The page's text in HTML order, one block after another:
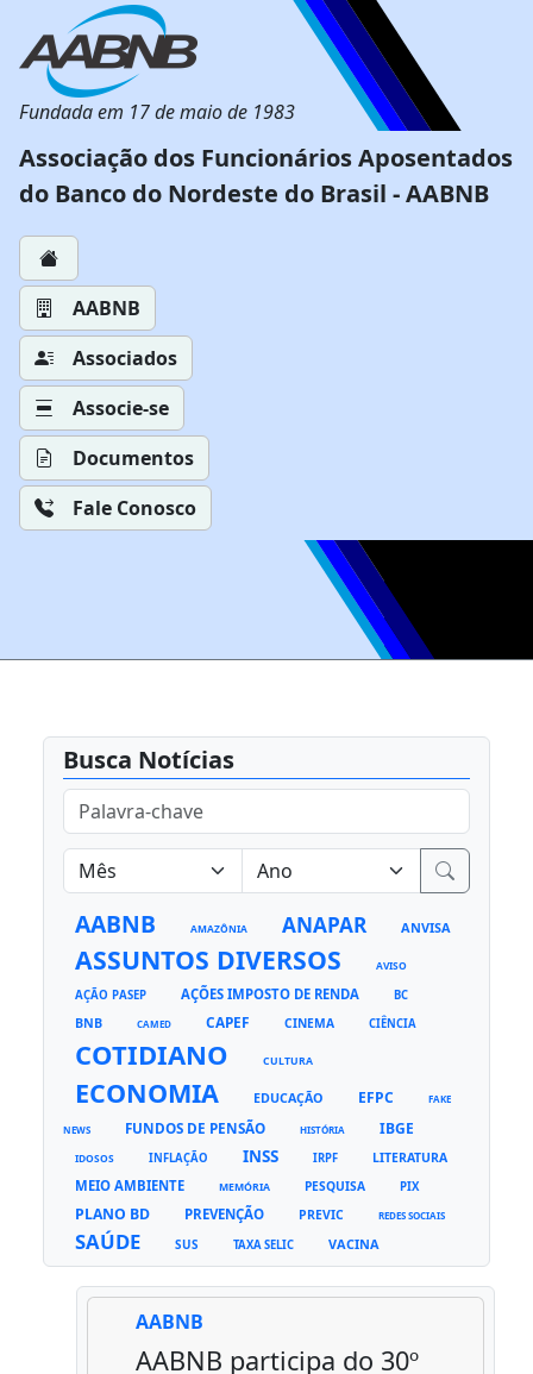
Fundada em 17 de maio de 1983
Associação dos Funcionários Aposentados
do Banco do Nordeste do Brasil - AABNB
AABNB
Associados
Associe-se
Documentos
Fale Conosco
Busca Notícias
AABNB AMAZÔNIA ANAPAR ANVISA
ASSUNTOS DIVERSOS AVISO
AÇÃO PASEP AÇÕES IMPOSTO DE RENDA BC
BNB CAMED CAPEF CINEMA CIÊNCIA
COTIDIANO CULTURA
ECONOMIA EDUCAÇÃO EFPC FAKE
NEWS FUNDOS DE PENSÃO HISTÓRIA IBGE
IDOSOS INFLAÇÃO INSS IRPF LITERATURA
MEIO AMBIENTE MEMÓRIA PESQUISA PIX
PLANO BD PREVENÇÃO PREVIC REDES SOCIAIS
SAÚDE SUS TAXA SELIC VACINA
AABNB
AABNB participa do 30º